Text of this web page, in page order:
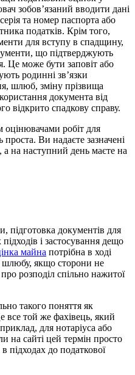
зобов’язаний вводити дані
та номер паспорта або
податків. Крім того,
для вступу в спадщину,
що підтверджують
Це може бути заповіт або
родинні зв’язки
шлюб, зміну прізвища
документа від
відкрито спадкову справу.
оцінювачами робіт для
проста. Ви надаєте зазначені
а на наступний день маєте на
підготовка документів для
і застосування дещо
майна потрібна в ході
шлюбу, якщо сторони не
розподіл спільно нажитої
такого поняття як
все той же фахівець, який
для нотаріуса або
на сайті цей термін просто
підходах до податкової